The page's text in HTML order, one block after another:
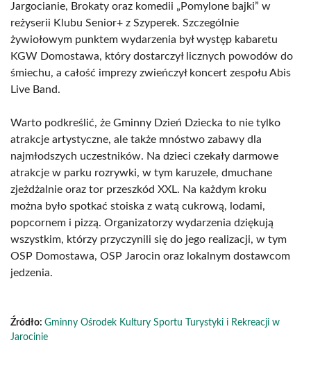
Jargocianie, Brokaty oraz komedii „Pomylone bajki” w
reżyserii Klubu Senior+ z Szyperek. Szczególnie
żywiołowym punktem wydarzenia był występ kabaretu
KGW Domostawa, który dostarczył licznych powodów do
śmiechu, a całość imprezy zwieńczył koncert zespołu Abis
Live Band.
Warto podkreślić, że Gminny Dzień Dziecka to nie tylko
atrakcje artystyczne, ale także mnóstwo zabawy dla
najmłodszych uczestników. Na dzieci czekały darmowe
atrakcje w parku rozrywki, w tym karuzele, dmuchane
zjeżdżalnie oraz tor przeszkód XXL. Na każdym kroku
można było spotkać stoiska z watą cukrową, lodami,
popcornem i pizzą. Organizatorzy wydarzenia dziękują
wszystkim, którzy przyczynili się do jego realizacji, w tym
OSP Domostawa, OSP Jarocin oraz lokalnym dostawcom
jedzenia.
Źródło: Gminny Ośrodek Kultury Sportu Turystyki i Rekreacji w
Jarocinie